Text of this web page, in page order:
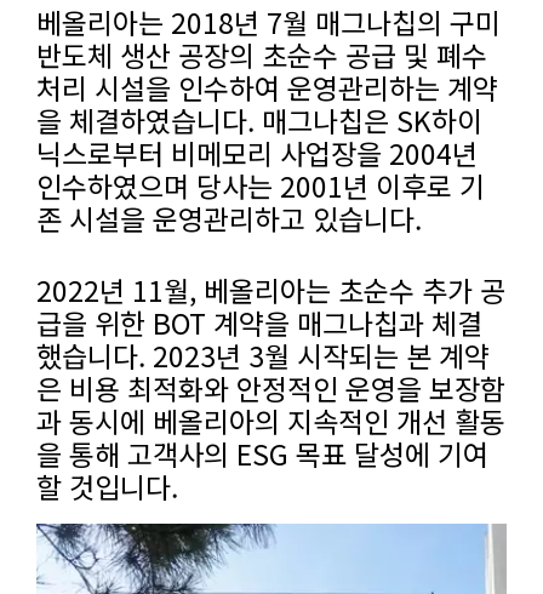
베올리아는 2018년 7월 매그나칩의 구미
반도체 생산 공장의 초순수 공급 및 폐수
처리 시설을 인수하여 운영관리하는 계약
을 체결하였습니다. 매그나칩은 SK하이
닉스로부터 비메모리 사업장을 2004년
인수하였으며 당사는 2001년 이후로 기
존 시설을 운영관리하고 있습니다.
2022년 11월, 베올리아는 초순수 추가 공
급을 위한 BOT 계약을 매그나칩과 체결
했습니다. 2023년 3월 시작되는 본 계약
은 비용 최적화와 안정적인 운영을 보장함
과 동시에 베올리아의 지속적인 개선 활동
을 통해 고객사의 ESG 목표 달성에 기여
할 것입니다.